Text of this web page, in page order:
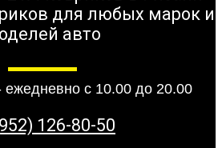
для любых марок и
авто
ежедневно с 10.00 до 20.00
126-80-50